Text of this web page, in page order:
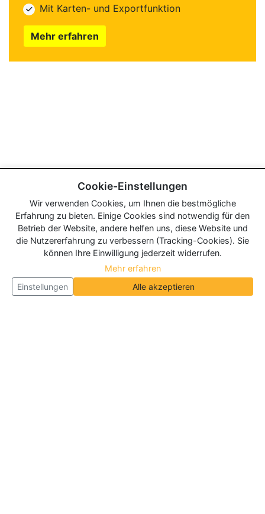
Mit Karten- und Exportfunktion
Mehr erfahren
Cookie-Einstellungen
Wir verwenden Cookies, um Ihnen die bestmögliche
Erfahrung zu bieten. Einige Cookies sind notwendig für den
Betrieb der Website, andere helfen uns, diese Website und
die Nutzererfahrung zu verbessern (Tracking-Cookies). Sie
können Ihre Einwilligung jederzeit widerrufen.
Mehr erfahren
Einstellungen
Alle akzeptieren